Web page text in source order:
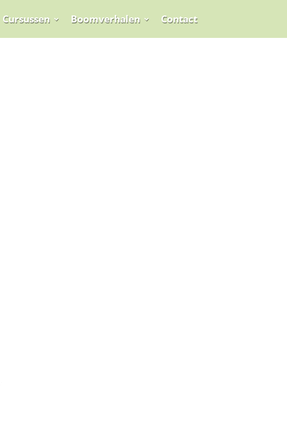
Cursussen Boomverhalen Contact